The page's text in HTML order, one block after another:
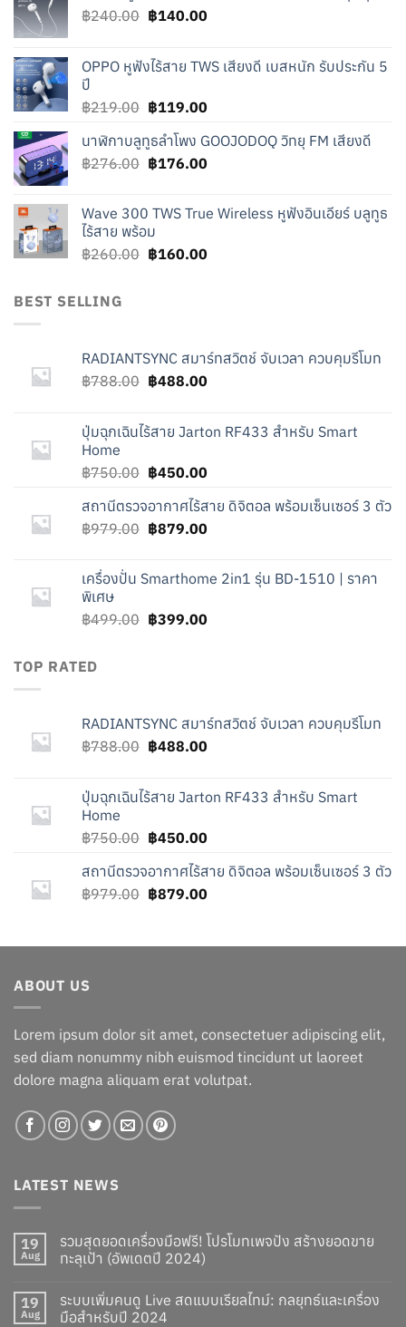
฿240.00 Original
฿240.00.
฿140.00Current
฿140.00.
OPPO หูฟังไร้สาย TWS เสียงดี เบสหนัก รับประกัน 5
ปี
฿219.00 Original
was:
฿219.00.
฿119.00Current
is:
฿119.00.
นาฬิกาบลูทูธลำโพง GOOJODOQ วิทยุ FM เสียงดี
฿276.00 Original
฿276.00.
฿176.00Current
฿176.00.
Wave 300 TWS True Wireless หูฟังอินเอียร์ บลูทูธ
ไร้สาย พร้อม
฿260.00 Original
฿160.00Current
BEST SELLING
RADIANTSYNC สมาร์ทสวิตช์ จับเวลา ควบคุมรีโมท
฿788.00 Original
฿788.00.
฿488.00Current
฿488.00.
ปุ่มฉุกเฉินไร้สาย Jarton RF433 สำหรับ Smart
Home
฿750.00 Original
was:
฿750.00.
฿450.00Current
is:
฿450.00.
สถานีตรวจอากาศไร้สาย ดิจิตอล พร้อมเซ็นเซอร์ 3 ตัว
฿979.00 Original
฿979.00.
฿879.00Current
฿879.00.
เครื่องปั่น Smarthome 2in1 รุ่น BD-1510 | ราคา
พิเศษ
฿499.00 Original
฿399.00Current
TOP RATED
RADIANTSYNC สมาร์ทสวิตช์ จับเวลา ควบคุมรีโมท
฿788.00 Original
฿788.00.
฿488.00Current
฿488.00.
ปุ่มฉุกเฉินไร้สาย Jarton RF433 สำหรับ Smart
Home
฿750.00 Original
was:
฿750.00.
฿450.00Current
is:
฿450.00.
สถานีตรวจอากาศไร้สาย ดิจิตอล พร้อมเซ็นเซอร์ 3 ตัว
฿979.00 Original
฿979.00.
฿879.00Current
฿879.00.
ABOUT US
Lorem ipsum dolor sit amet, consectetuer adipiscing elit,
sed diam nonummy nibh euismod tincidunt ut laoreet
dolore magna aliquam erat volutpat.
LATEST NEWS
19
Aug
รวมสุดยอดเครื่องมือฟรี! โปรโมทเพจปัง สร้างยอดขาย
ทะลุเป้า (อัพเดตปี 2024)
19
Aug
ระบบเพิ่มคนดู Live สดแบบเรียลไทม์: กลยุทธ์และเครื่อง
มือสำหรับปี 2024